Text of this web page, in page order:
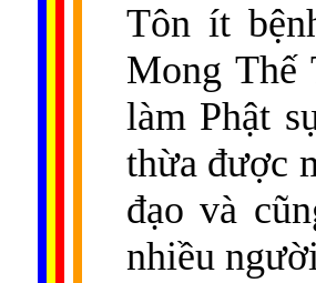
Tôn ít
Mong Thế
làm Phật
thừa được
đạo và
nhiều